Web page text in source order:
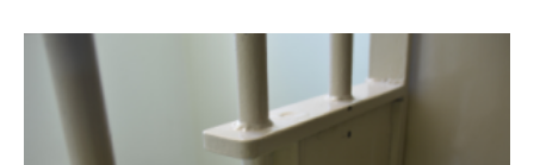
Pen
son
mandat
Prisons
quartiers